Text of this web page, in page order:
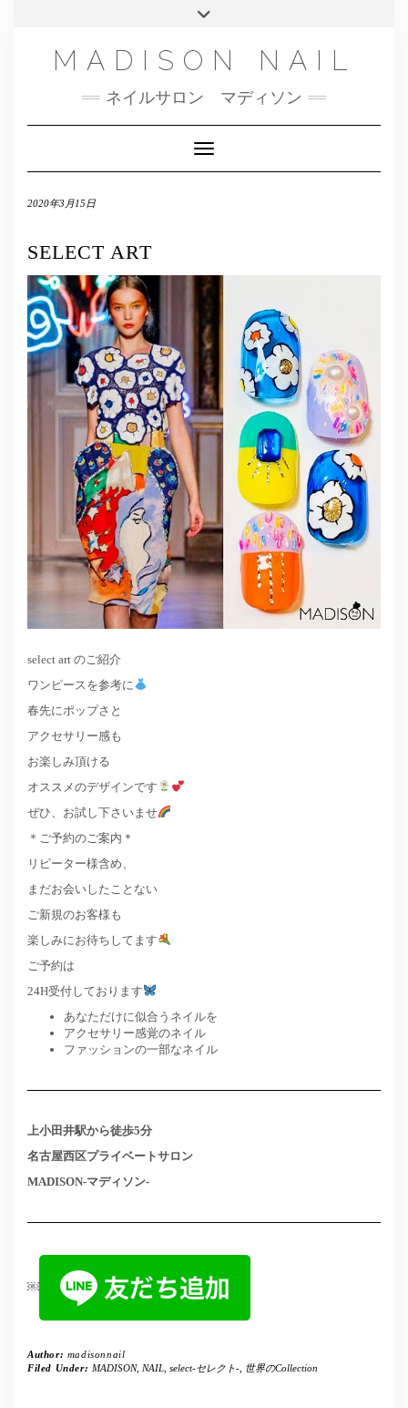
NAILBOOK(ご予約はこちら）
FACEBOOK
メール
MADISON NAIL
ネイルサロン マディソン
Toggle Navigation
2020年3月15日
SELECT ART
select art のご紹介
ワンピースを参考に
春先にポップさと
アクセサリー感も
お楽しみ頂ける
オススメのデザインです
ぜひ、お試し下さいませ
＊ご予約のご案内＊
リピーター様含め、
まだお会いしたことない
ご新規のお客様も
楽しみにお待ちしてます
ご予約は
24H受付しております
あなただけに似合うネイルを
アクセサリー感覚のネイル
ファッションの一部なネイル
上小田井駅から徒歩5分
名古屋西区プライベートサロン
MADISON-マディソン-
￼
Author: madisonnail
Filed Under: MADISON, NAIL, select-セレクト-, 世界のCollection